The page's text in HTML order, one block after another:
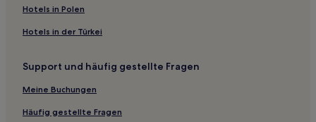
Aparthotels in Denpasar
Gasthäuser in Denpasar
Hotel-Resorts in Denpasar
4-Sterne-Hotels in Tuban
4-Sterne-Hotels in Kedonganan
Hotels in Polen
Hotels in der Türkei
Support und häufig gestellte Fragen
Meine Buchungen
Häufig gestellte Fragen